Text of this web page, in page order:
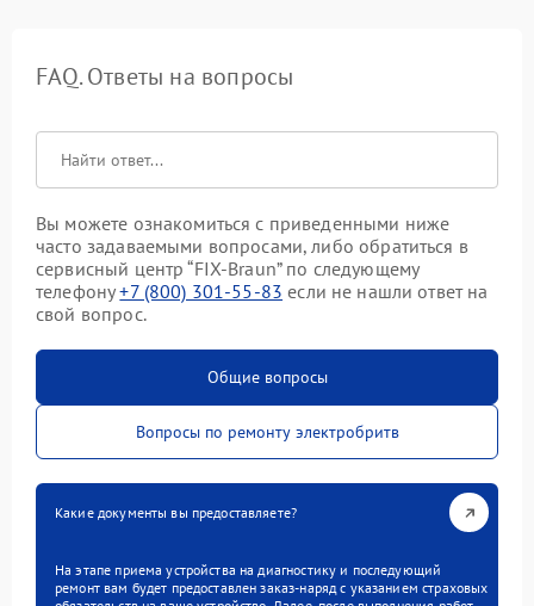
FAQ. Ответы на вопросы
Вы можете ознакомиться с приведенными ниже
часто задаваемыми вопросами, либо обратиться в
сервисный центр “FIX-Braun” по следующему
телефону+7 (800) 301-55-83 если не нашли ответ на
свой вопрос.
Общие вопросы
Вопросы по ремонту электробритв
Какие документы вы предоставляете?
На этапе приема устройства на диагностику и последующий
ремонт вам будет предоставлен заказ-наряд с указанием страховых